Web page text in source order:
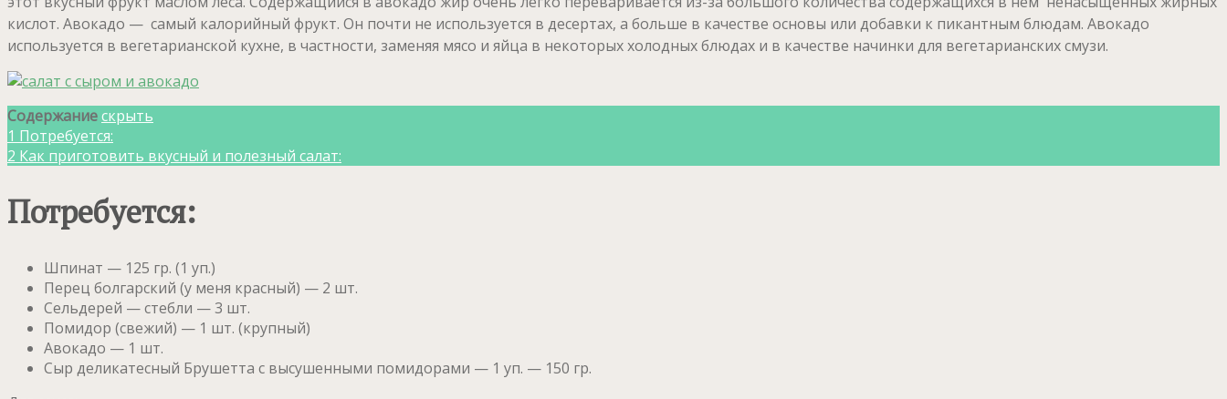
кислот. Авокадо — самый калорийный фрукт. Он почти не используется в десертах, а больше в качестве основы или добавки к пикантным блюдам. Авокадо
используется в вегетарианской кухне, в частности, заменяя мясо и яйца в некоторых холодных блюдах и в качестве начинки для вегетарианских смузи.
Содержаниескрыть
1 Потребуется:
2 Как приготовить вкусный и полезный салат:
Потребуется:
Шпинат — 125 гр. (1 уп.)
Перец болгарский (у меня красный) — 2 шт.
Сельдерей — стебли — 3 шт.
Помидор (свежий) — 1 шт. (крупный)
Авокадо — 1 шт.
Сыр деликатесный Брушетта с высушенными помидорами — 1 уп. — 150 гр.